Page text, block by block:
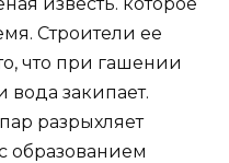
Строители ее
что при гашении
вода закипает.
разрыхляет
образованием